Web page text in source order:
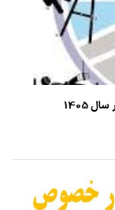
1405